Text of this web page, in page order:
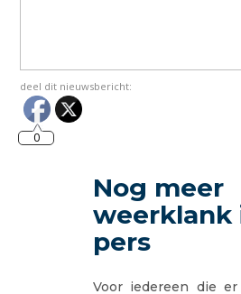
deel dit nieuwsbericht:
0
Nog meer
weerklank
pers
Voor iedereen die